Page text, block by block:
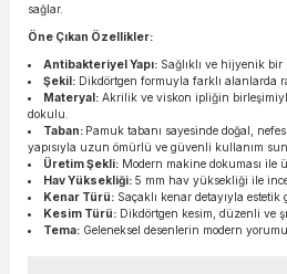
sağlar.
Öne Çıkan Özellikler:
Antibakteriyel Yapı: Sağlıklı ve hijyenik bir
Şekil: Dikdörtgen formuyla farklı alanlarda
Materyal: Akrilik ve viskon ipliğin
dokulu.
Taban: Pamuk tabanı sayesinde doğal,
yapısıyla uzun ömürlü ve güvenli kullanım
Üretim Şekli: Modern makine dokuması ile
Hav Yüksekliği: 5 mm hav yüksekliği ile
Kenar Türü: Saçaklı kenar detayıyla estetik
Kesim Türü: Dikdörtgen kesim, düzenli ve
Tema: Geleneksel desenlerin modern yorumu.